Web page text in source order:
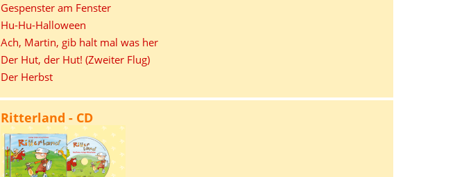
Gespenster am Fenster
Hu-Hu-Halloween
Ach, Martin, gib halt mal was her
Der Hut, der Hut! (Zweiter Flug)
Der Herbst
Ritterland - CD